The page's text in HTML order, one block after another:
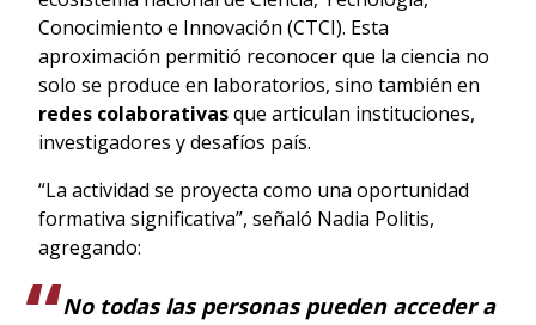
Conocimiento e Innovación (CTCI). Esta
aproximación permitió reconocer que la ciencia no
solo se produce en laboratorios, sino también en
redes colaborativasque articulan instituciones,
investigadores y desafíos país.
“La actividad se proyecta como una oportunidad
formativa significativa”, señaló Nadia Politis,
agregando:
No todas las personas pueden acceder a